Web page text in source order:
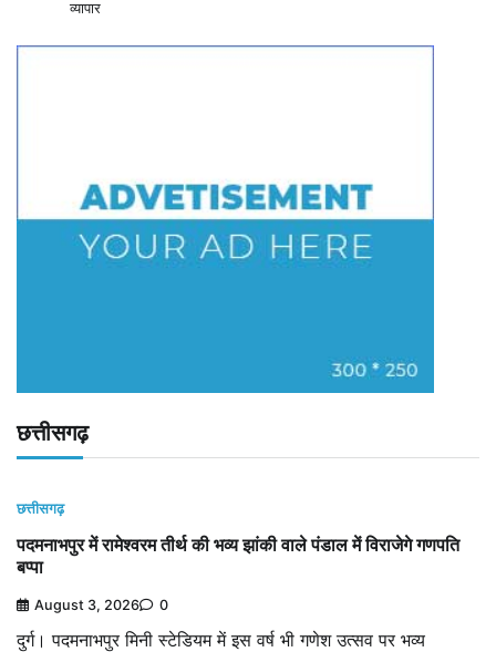
व्यापार
छत्तीसगढ़
छत्तीसगढ़
पदमनाभपुर में रामेश्वरम तीर्थ की भव्य झांकी वाले पंडाल में विराजेगे गणपति
बप्पा
August 3, 2026 0
दुर्ग। पदमनाभपुर मिनी स्टेडियम में इस वर्ष भी गणेश उत्सव पर भव्य